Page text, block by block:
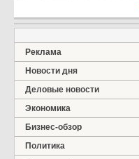
Реклама
Новости дня
Деловые новости
Экономика
Бизнес-обзор
Политика